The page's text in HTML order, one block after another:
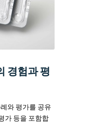
경험과 평
와 평가를 공유
가 등을 포함합